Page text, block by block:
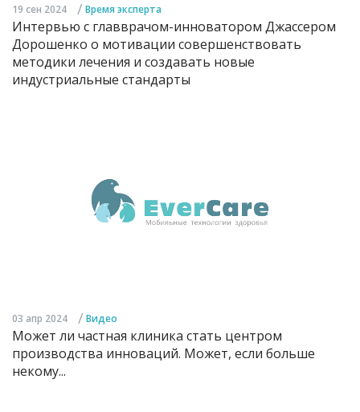
19 сен 2024 / Время эксперта
Интервью с главврачом-инноватором Джассером
Дорошенко о мотивации совершенствовать
методики лечения и создавать новые
индустриальные стандарты
03 апр 2024 / Видео
Может ли частная клиника стать центром
производства инноваций. Может, если больше
некому...